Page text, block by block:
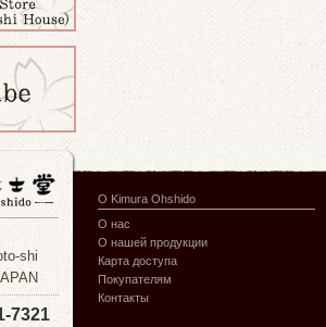
shi
7321
О Kimura Ohshido
О нас
О нашей продукции
Карта доступа
Покупателям
Контакты